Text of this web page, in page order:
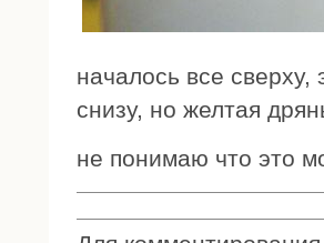
началось все сверху,
снизу, но желтая
не понимаю что это